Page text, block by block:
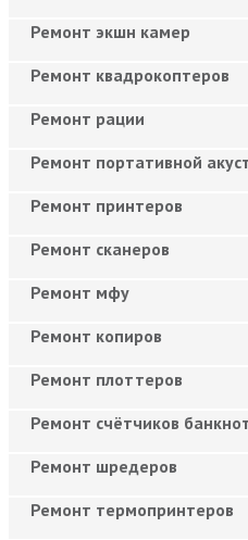
Ремонт экшн камер
Ремонт квадрокоптеров
Ремонт рации
Ремонт портативной
Ремонт принтеров
Ремонт сканеров
Ремонт мфу
Ремонт копиров
Ремонт плоттеров
Ремонт счётчиков
Ремонт шредеров
Ремонт термопринтеров